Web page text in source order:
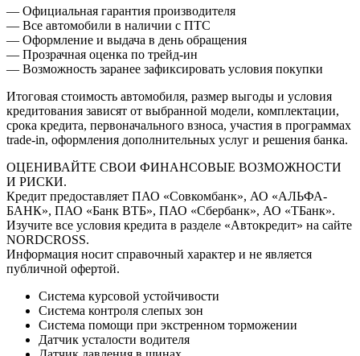
— Официальная гарантия производителя
— Все автомобили в наличии с ПТС
— Оформление и выдача в день обращения
— Прозрачная оценка по трейд-ин
— Возможность заранее зафиксировать условия покупки
Итоговая стоимость автомобиля, размер выгоды и условия
кредитования зависят от выбранной модели, комплектации,
срока кредита, первоначального взноса, участия в программах
trade-in, оформления дополнительных услуг и решения банка.
ОЦЕНИВАЙТЕ СВОИ ФИНАНСОВЫЕ ВОЗМОЖНОСТИ
И РИСКИ.
Кредит предоставляет ПАО «Совкомбанк», АО «АЛЬФА-
БАНК», ПАО «Банк ВТБ», ПАО «Сбербанк», АО «ТБанк».
Изучите все условия кредита в разделе «Автокредит» на сайте
NORDCROSS.
Информация носит справочный характер и не является
публичной офертой.
Система курсовой устойчивости
Система контроля слепых зон
Система помощи при экстренном торможении
Датчик усталости водителя